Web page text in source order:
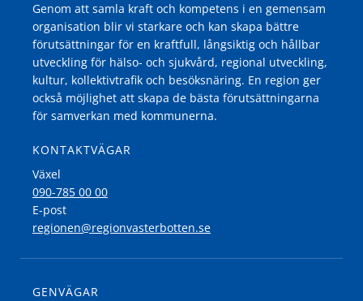
Genom att samla kraft och kompetens i en gemensam
organisation blir vi starkare och kan skapa bättre
förutsättningar för en kraftfull, långsiktig och hållbar
utveckling för hälso- och sjukvård, regional utveckling,
kultur, kollektivtrafik och besöksnäring. En region ger
också möjlighet att skapa de bästa förutsättningarna
för samverkan med kommunerna.
KONTAKTVÄGAR
Växel
090-785 00 00
E-post
regionen@regionvasterbotten.se
GENVÄGAR